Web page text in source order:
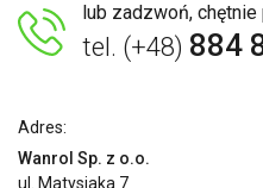
lub zadzwoń,
tel. (+48) 884
Adres:
Wanrol Sp. z o.o.
ul. Matysiaka 7